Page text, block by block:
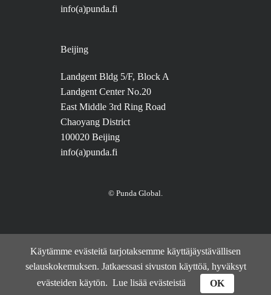
info(a)punda.fi
Beijing
Landgent Bldg 5/F, Block A
Landgent Center No.20
East Middle 3rd Ring Road
Chaoyang District
100020 Beijing
info(a)punda.fi
© Punda Global.
Käytämme evästeitä tarjotaksemme käyttäjäystävällisen
selauskokemuksen. Jatkaessasi sivuston käyttöä, hyväksyt
evästeiden käytön. Lue lisää evästeistä OK